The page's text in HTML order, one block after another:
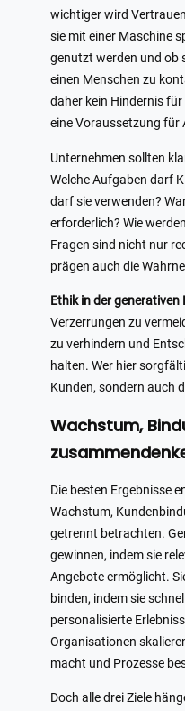
wichtiger wird
sie mit einer Maschine
genutzt werden und ob
einen Menschen zu
daher kein Hindernis
eine Voraussetzung für
Unternehmen sollten
Welche Aufgaben darf
darf sie verwenden?
erforderlich? Wie
Fragen sind nicht nur
prägen auch die
Ethik in der generativen
Verzerrungen zu
zu verhindern und
halten. Wer hier
Kunden, sondern auch
Wachstum,
Die besten Ergebnisse
Wachstum,
getrennt betrachten.
gewinnen, indem sie
Angebote ermöglicht.
binden, indem sie
personalisierte
Organisationen
macht und Prozesse
Doch alle drei Ziele